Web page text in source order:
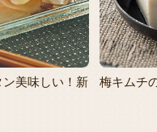
美味しい！新
梅キムチ